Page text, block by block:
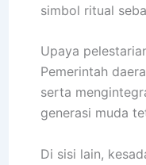
simbol ritual
Upaya
Pemerintah
serta
generasi muda
Di sisi lain,